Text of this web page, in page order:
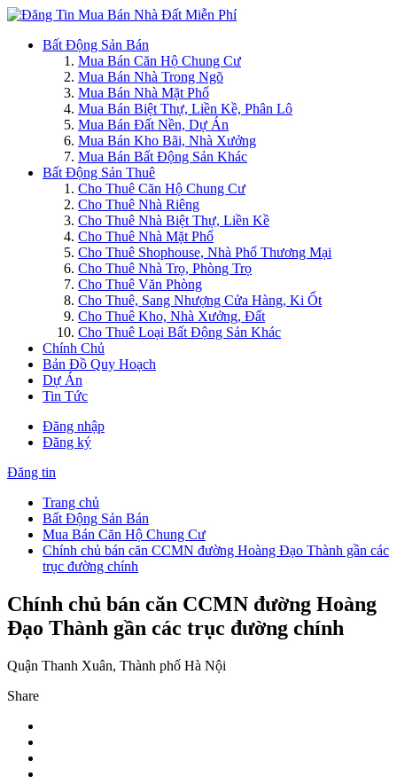
Bất Động Sản Bán
Mua Bán Căn Hộ Chung Cư
Mua Bán Nhà Trong Ngõ
Mua Bán Nhà Mặt Phố
Mua Bán Biệt Thự, Liền Kề, Phân Lô
Mua Bán Đất Nền, Dự Án
Mua Bán Kho Bãi, Nhà Xưởng
Mua Bán Bất Động Sản Khác
Bất Động Sản Thuê
Cho Thuê Căn Hộ Chung Cư
Cho Thuê Nhà Riêng
Cho Thuê Nhà Biệt Thự, Liền Kề
Cho Thuê Nhà Mặt Phố
Cho Thuê Shophouse, Nhà Phố Thương Mại
Cho Thuê Nhà Trọ, Phòng Trọ
Cho Thuê Văn Phòng
Cho Thuê, Sang Nhượng Cửa Hàng, Ki Ốt
Cho Thuê Kho, Nhà Xưởng, Đất
Cho Thuê Loại Bất Động Sản Khác
Chính Chủ
Bản Đồ Quy Hoạch
Dự Án
Tin Tức
Đăng nhập
Đăng ký
Đăng tin
Trang chủ
Bất Động Sản Bán
Mua Bán Căn Hộ Chung Cư
Chính chủ bán căn CCMN đường Hoàng Đạo Thành gần các
trục đường chính
Chính chủ bán căn CCMN đường Hoàng
Đạo Thành gần các trục đường chính
Quận Thanh Xuân, Thành phố Hà Nội
Share